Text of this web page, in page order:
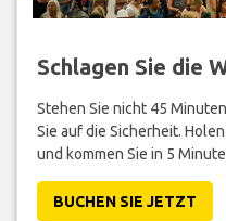
Schlagen Sie die
Stehen Sie nicht 45
Sie auf die Sicherheit.
und kommen Sie in 5
BUCHEN SIE JETZT